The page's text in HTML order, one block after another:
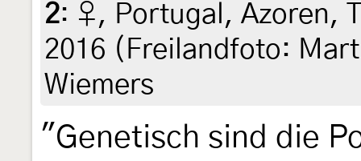
2: ♀, Portugal, Azoren,
2016 (Freilandfoto:
Wiemers
"Genetisch sind die